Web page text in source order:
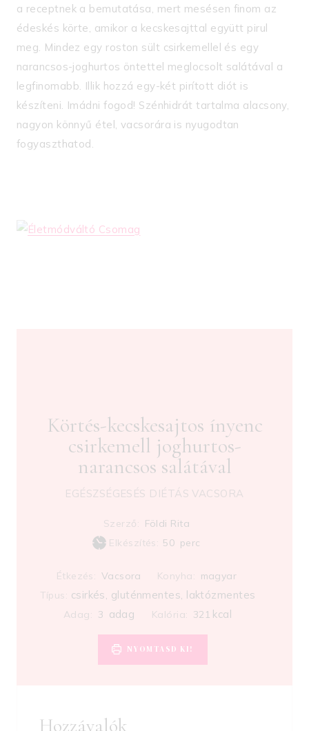
a receptnek a bemutatása, mert mesésen finom az
édeskés körte, amikor a kecskesajttal együtt pirul
meg. Mindez egy roston sült csirkemellel és egy
narancsos-joghurtos öntettel meglocsolt salátával a
legfinomabb. Illik hozzá egy-két pirított diót is
készíteni. Imádni fogod! Szénhidrát tartalma alacsony,
nagyon könnyű étel, vacsorára is nyugodtan
fogyaszthatod.
Körtés-kecskesajtos ínyenc
csirkemell joghurtos-
narancsos salátával
EGÉSZSÉGESÉS DIÉTÁS VACSORA
Szerző: Földi Rita
Elkészítés: 50m
n
u
t
s
perc
Étkezés: Vacsora Konyha: magyar
Típus: csirkés, gluténmentes, laktózmentes
Adag: 3 adag Kalória: 321 kcal
NYOMTASD KI!
Hozzávalók